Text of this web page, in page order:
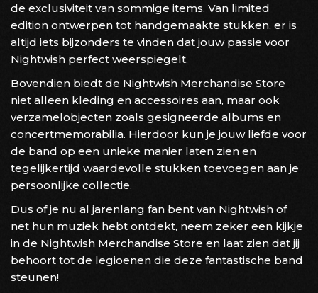
de exclusiviteit van sommige items. Van limited
edition ontwerpen tot handgemaakte stukken, er is
altijd iets bijzonders te vinden dat jouw passie voor
Nightwish perfect weerspiegelt.
Bovendien biedt de Nightwish Merchandise Store
niet alleen kleding en accessoires aan, maar ook
verzamelobjecten zoals gesigneerde albums en
concertmemorabilia. Hierdoor kun je jouw liefde voor
de band op een unieke manier laten zien en
tegelijkertijd waardevolle stukken toevoegen aan je
persoonlijke collectie.
Dus of je nu al jarenlang fan bent van Nightwish of
net hun muziek hebt ontdekt, neem zeker een kijkje
in de Nightwish Merchandise Store en laat zien dat jij
behoort tot de legioenen die deze fantastische band
steunen!